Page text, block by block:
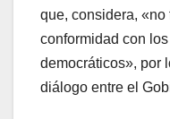
que, considera,
conformidad con
democráticos», por
diálogo entre el